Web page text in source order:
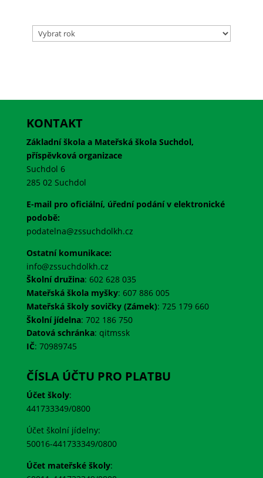
Archivy
KONTAKT
Základní škola a Mateřská škola Suchdol,
příspěvková organizace
Suchdol 6
285 02 Suchdol
E-mail pro oficiální, úřední podání v elektronické
podobě:
podatelna@zssuchdolkh.cz
Ostatní komunikace:
info@zssuchdolkh.cz
Školní družina: 602 628 035
Mateřská škola myšky: 607 886 005
Mateřská školy sovičky (Zámek): 725 179 660
Školní jídelna: 702 186 750
Datová schránka: qitmssk
IČ: 70989745
ČÍSLA ÚČTU PRO PLATBU
Účet školy:
441733349/0800
Účet školní jídelny:
50016-441733349/0800
Účet mateřské školy: